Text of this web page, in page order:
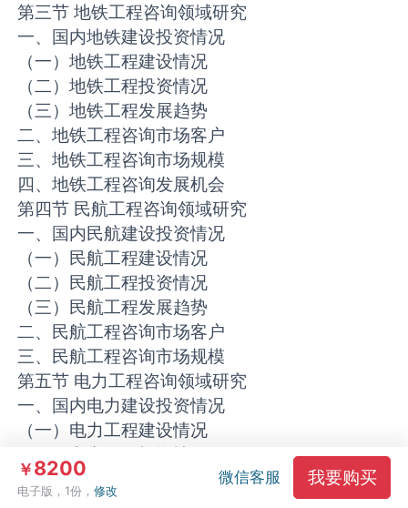
第三节 地铁工程咨询领域研究
一、国内地铁建设投资情况
（一）地铁工程建设情况
（二）地铁工程投资情况
（三）地铁工程发展趋势
二、地铁工程咨询市场客户
三、地铁工程咨询市场规模
四、地铁工程咨询发展机会
第四节 民航工程咨询领域研究
一、国内民航建设投资情况
（一）民航工程建设情况
（二）民航工程投资情况
（三）民航工程发展趋势
二、民航工程咨询市场客户
三、民航工程咨询市场规模
第五节 电力工程咨询领域研究
一、国内电力建设投资情况
（一）电力工程建设情况
（三）电力工程发展趋势
￥8200
电子版，1份，修改
微信客服 我要购买